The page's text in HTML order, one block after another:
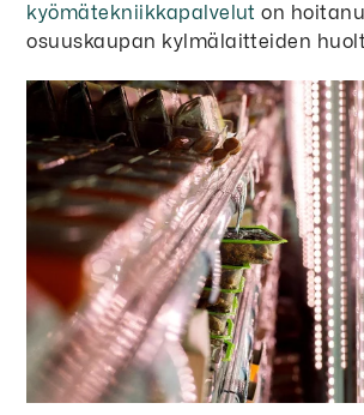
kyömätekniikkapalveluton
osuuskaupan kylmälaitteiden